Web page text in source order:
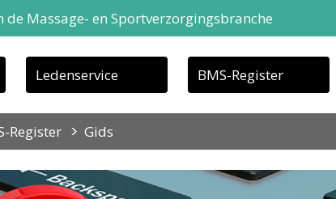
Massage- en Sportverzorgingsbranche
Ledenservice BMS-Register
Register Gids